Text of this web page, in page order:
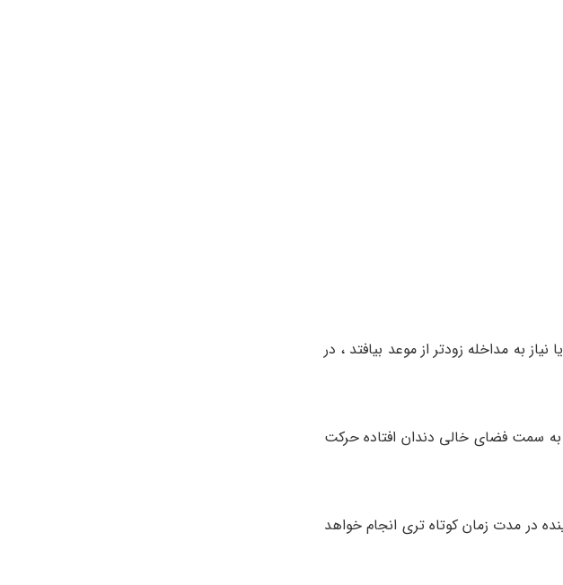
به مداخله زودتر از موعد بیافتد ، در
سمت فضای خالی دندان افتاده حرکت
در مدت زمان کوتاه تری انجام خواهد